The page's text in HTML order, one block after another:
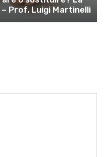
Prof. Luigi Martinelli